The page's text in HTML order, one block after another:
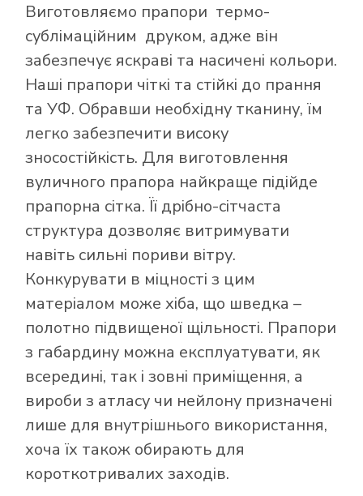
Виготовляємо прапори термо-
сублімаційним друком, адже він
забезпечує яскраві та насичені кольори.
Наші прапори чіткі та стійкі до прання
та УФ. Обравши необхідну тканину, їм
легко забезпечити високу
зносостійкість. Для виготовлення
вуличного прапора найкраще підійде
прапорна сітка. Її дрібно-сітчаста
структура дозволяє витримувати
навіть сильні пориви вітру.
Конкурувати в міцності з цим
матеріалом може хіба, що шведка –
полотно підвищеної щільності. Прапори
з габардину можна експлуатувати, як
всередині, так і зовні приміщення, а
вироби з атласу чи нейлону призначені
лише для внутрішнього використання,
хоча їх також обирають для
короткотривалих заходів.